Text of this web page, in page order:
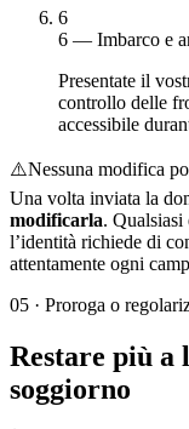
6
6 — Imbarco e
Presentate il
controllo delle
accessibile
⚠️Nessuna modifica
Una volta inviata la
modificarla. Qualsiasi
l’identità richiede di
attentamente ogni
05 · Proroga o
Restare più a
soggiorno